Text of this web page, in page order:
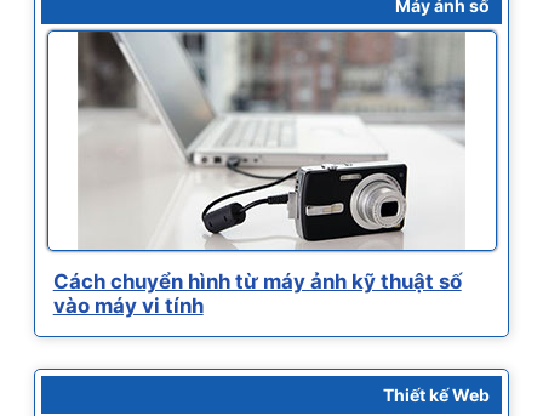
Máy ảnh số
Cách chuyển hình từ máy ảnh kỹ thuật số
vào máy vi tính
Thiết kế Web